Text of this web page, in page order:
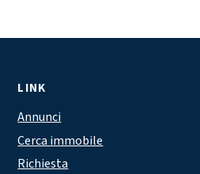
LINK
Annunci
Cerca immobile
Richiesta